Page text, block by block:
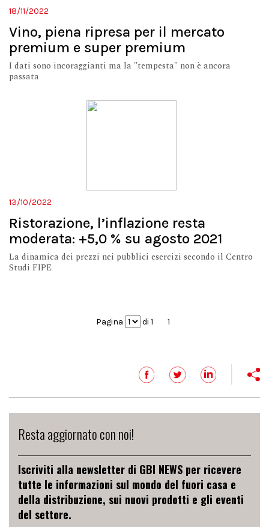
18/11/2022
Vino, piena ripresa per il mercato
premium e super premium
I dati sono incoraggianti ma la "tempesta" non è ancora
passata
13/10/2022
Ristorazione, l’inflazione resta
moderata: +5,0 % su agosto 2021
La dinamica dei prezzi nei pubblici esercizi secondo il Centro
Studi FIPE
Pagina di 1 1
Resta aggiornato con noi!
Iscriviti alla newsletter di GBI NEWS per ricevere
tutte le informazioni sul mondo del fuori casa e
della distribuzione, sui nuovi prodotti e gli eventi
del settore.